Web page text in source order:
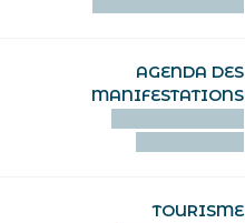
AGENDA DES
MANIFESTATIONS
TOURISME